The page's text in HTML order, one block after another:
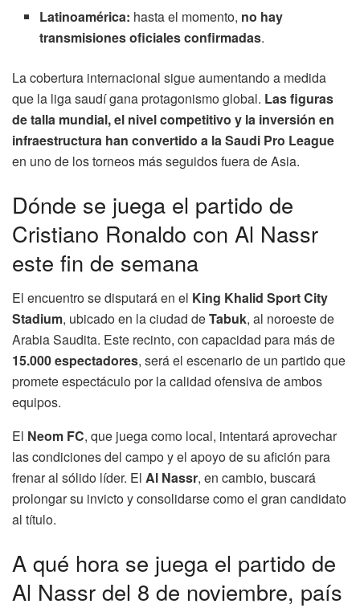
Latinoamérica: hasta el momento, no hay
transmisiones oficiales confirmadas.
La cobertura internacional sigue aumentando a medida
que la liga saudí gana protagonismo global. Las figuras
de talla mundial, el nivel competitivo y la inversión en
infraestructura han convertido a la Saudi Pro League
en uno de los torneos más seguidos fuera de Asia.
Dónde se juega el partido de
Cristiano Ronaldo con Al Nassr
este fin de semana
El encuentro se disputará en el King Khalid Sport City
Stadium, ubicado en la ciudad deTabuk, al noroeste de
Arabia Saudita. Este recinto, con capacidad para más de
15.000 espectadores, será el escenario de un partido que
promete espectáculo por la calidad ofensiva de ambos
equipos.
El Neom FC, que juega como local, intentará aprovechar
las condiciones del campo y el apoyo de su afición para
frenar al sólido líder. El Al Nassr, en cambio, buscará
prolongar su invicto y consolidarse como el gran candidato
al título.
A qué hora se juega el partido de
Al Nassr del 8 de noviembre, país